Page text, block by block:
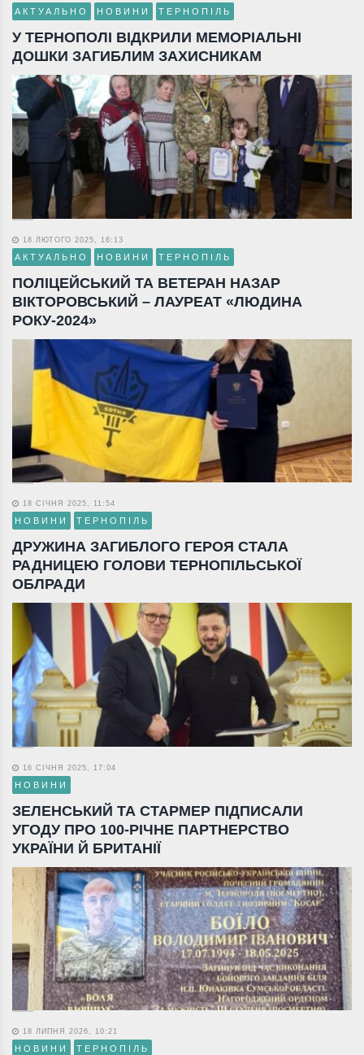
АКТУАЛЬНО НОВИНИ ТЕРНОПІЛЬ
У ТЕРНОПОЛІ ВІДКРИЛИ МЕМОРІАЛЬНІ
ДОШКИ ЗАГИБЛИМ ЗАХИСНИКАМ
18 ЛЮТОГО 2025, 16:13
АКТУАЛЬНО НОВИНИ ТЕРНОПІЛЬ
ПОЛІЦЕЙСЬКИЙ ТА ВЕТЕРАН НАЗАР
ВІКТОРОВСЬКИЙ – ЛАУРЕАТ «ЛЮДИНА
РОКУ-2024»
18 СІЧНЯ 2025, 11:54
НОВИНИ ТЕРНОПІЛЬ
ДРУЖИНА ЗАГИБЛОГО ГЕРОЯ СТАЛА
РАДНИЦЕЮ ГОЛОВИ ТЕРНОПІЛЬСЬКОЇ
ОБЛРАДИ
16 СІЧНЯ 2025, 17:04
НОВИНИ
ЗЕЛЕНСЬКИЙ ТА СТАРМЕР ПІДПИСАЛИ
УГОДУ ПРО 100-РІЧНЕ ПАРТНЕРСТВО
УКРАЇНИ Й БРИТАНІЇ
18 ЛИПНЯ 2026, 10:21
НОВИНИ ТЕРНОПІЛЬ